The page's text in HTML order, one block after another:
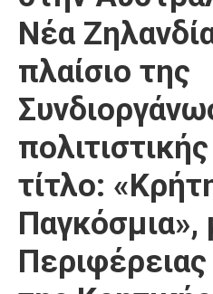
Νέα
πλαίσιο της
τίτλο:
Παγκόσμια»,